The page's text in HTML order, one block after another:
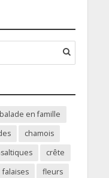
balade en famille
chamois
crête
falaises
fleurs